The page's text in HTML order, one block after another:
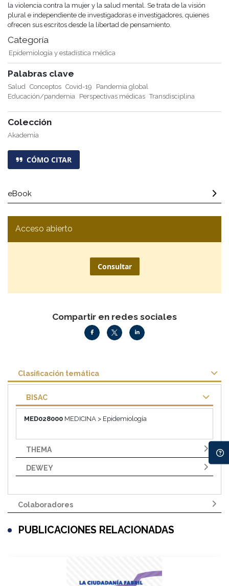
la violencia contra la mujer y la salud mental. Se trata de la visión
plural e independiente de investigadoras e investigadores, quienes
ofrecen sus escritos desde la libertad de pensamiento.
Categoría
Epidemiología y estadística médica
Palabras clave
Salud Conceptos Covid-19
Pandemia global
Educación/pandemia
Perspectivas médicas Transdisciplina
Colección
Akademia
CÓMO CITAR
eBook
Acceso abierto
Consultar
Compartir en redes sociales
Clasificación temática
BISAC
MED028000 MEDICINA > Epidemiología
THEMA
DEWEY
Colaboradores
PUBLICACIONES RELACIONADAS